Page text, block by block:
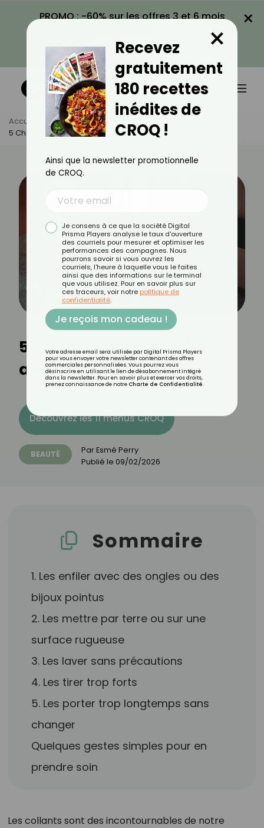
PROMO : -60% sur les offres 3 et 6 mois
VOIR LA PROMO
×
Accueil Actus
Beauté
5 Choses À Ne Pas Faire Avec Des Collants
5 choses à ne pas faire
avec des collants
Découvrez les 11 menus CROQ
BEAUTÉ ParEsmé Perry
Publié le 09/02/2026
Sommaire
1. Les enfiler avec des ongles ou des
bijoux pointus
2. Les mettre par terre ou sur une
surface rugueuse
3. Les laver sans précautions
4. Les tirer trop forts
5. Les porter trop longtemps sans
changer
Quelques gestes simples pour en
prendre soin
Les collants sont des incontournables de notre
Recevez
gratuitement
180 recettes
inédites de
CROQ !
×
Ainsi que la newsletter promotionnelle
de CROQ.
Je consens à ce que la société Digital
Prisma Players analyse le taux d'ouverture
des courriels pour mesurer et optimiser les
performances des campagnes. Nous
pourrons savoir si vous ouvrez les
courriels, l'heure à laquelle vous le faites
ainsi que des informations sur le terminal
que vous utilisez. Pour en savoir plus sur
ces traceurs, voir notre politique de
confidentialité.
Je reçois mon cadeau !
Votre adresse email sera utilisée par Digital Prisma Players
pour vous envoyer votre newsletter contenant des offres
commerciales personnalisées. Vous pourrez vous
désinscrire en utilisant le lien de désabonnement intégré
dans la newsletter. Pour en savoir plus et exercer vos droits,
prenez connaissance de notre Charte de Confidentialité.